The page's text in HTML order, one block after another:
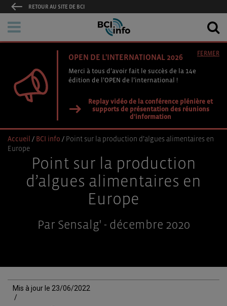
RETOUR AU SITE DE BCI
OPEN DE L'INTERNATIONAL 2026
Merci à tous d’avoir fait le succès de la 14e
édition de l’OPEN de l’international !
Replay vidéo de la conférence plénière et
supports de présentation des réunions
d'information
FERMER
Accueil / BCI info / Point sur la production d’algues alimentaires en
Europe
Point sur la production
d’algues alimentaires en
Europe
Par Sensalg' - décembre 2020
Mis à jour le 23/06/2022
/